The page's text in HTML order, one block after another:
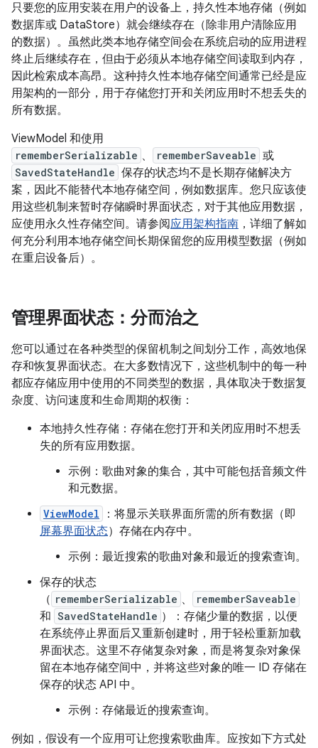
只要您的应用安装在用户的设备上，持久性本地存储（例如
数据库或 DataStore）就会继续存在（除非用户清除应用
的数据）。虽然此类本地存储空间会在系统启动的应用进程
终止后继续存在，但由于必须从本地存储空间读取到内存，
因此检索成本高昂。这种持久性本地存储空间通常已经是应
用架构的一部分，用于存储您打开和关闭应用时不想丢失的
所有数据。
ViewModel 和使用
rememberSerializable 、 rememberSaveable 或
SavedStateHandle 保存的状态均不是长期存储解决方
案，因此不能替代本地存储空间，例如数据库。您只应该使
用这些机制来暂时存储瞬时界面状态，对于其他应用数据，
应使用永久性存储空间。请参阅应用架构指南 ，详细了解如
何充分利用本地存储空间长期保留您的应用模型数据（例如
在重启设备后）。
管理界面状态：分而治之
您可以通过在各种类型的保留机制之间划分工作，高效地保
存和恢复界面状态。在大多数情况下，这些机制中的每一种
都应存储应用中使用的不同类型的数据，具体取决于数据复
杂度、访问速度和生命周期的权衡：
本地持久性存储：存储在您打开和关闭应用时不想丢
失的所有应用数据。
示例：歌曲对象的集合，其中可能包括音频文件
和元数据。
ViewModel
：将显示关联界面所需的所有数据（即
屏幕界面状态）存储在内存中。
示例：最近搜索的歌曲对象和最近的搜索查询。
保存的状态
（ rememberSerializable 、 rememberSaveable
和 SavedStateHandle ）：存储少量的数据，以便
在系统停止界面后又重新创建时，用于轻松重新加载
界面状态。这里不存储复杂对象，而是将复杂对象保
留在本地存储空间中，并将这些对象的唯一 ID 存储在
保存的状态 API 中。
示例：存储最近的搜索查询。
例如，假设有一个应用可让您搜索歌曲库。应按如下方式处